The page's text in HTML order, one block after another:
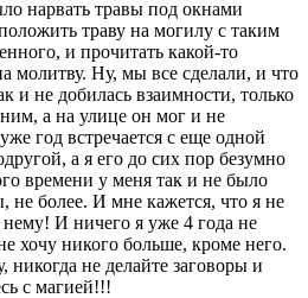
нарвать травы под окнами
траву на могилу с таким
и прочитать какой-то
молитву. Ну, мы все сделали, и что
и не добилась взаимности, только
а на улице он мог и не
год встречается с еще одной
а я его до сих пор безумно
времени у меня так и не было
не более. И мне кажется, что я не
И ничего я уже 4 года не
хочу никого больше, кроме него.
никогда не делайте заговоры и
с магией!!!